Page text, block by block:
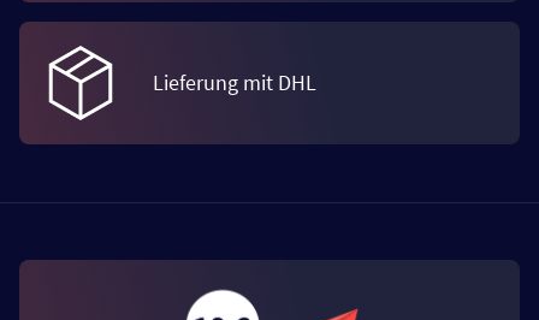
Lieferung mit DHL